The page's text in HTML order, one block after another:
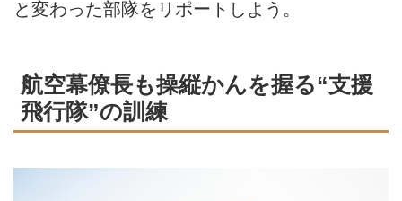
と変わった部隊をリポートしよう。
航空幕僚長も操縦かんを握る“支援
飛行隊”の訓練